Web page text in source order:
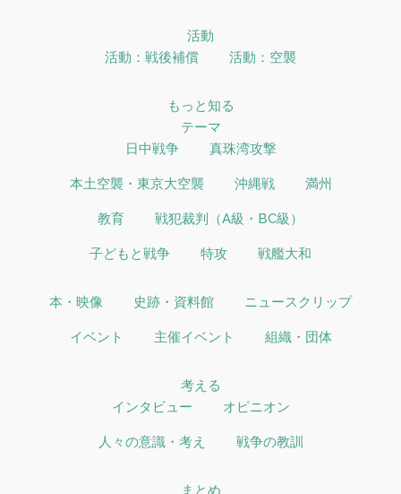
活動
活動：戦後補償
活動：空襲
もっと知る
テーマ
日中戦争
真珠湾攻撃
本土空襲・東京大空襲 沖縄戦 満州
教育 戦犯裁判（A級・BC級）
子どもと戦争 特攻 戦艦大和
本・映像 史跡・資料館 ニュースクリップ
イベント 主催イベント 組織・団体
考える
インタビュー
オピニオン
人々の意識・考え 戦争の教訓